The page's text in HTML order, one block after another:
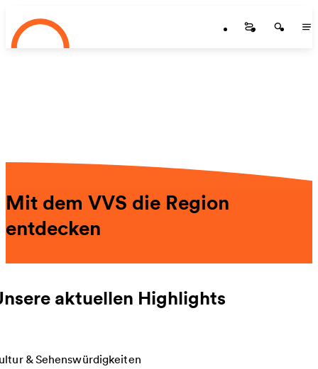
Zum Hauptinhalt springen
Startseite
Mit dem VVS die Region
entdecken
aktuellen Highlights
& Sehenswürdigkeiten
Informationen zu Ab 11. September: „House